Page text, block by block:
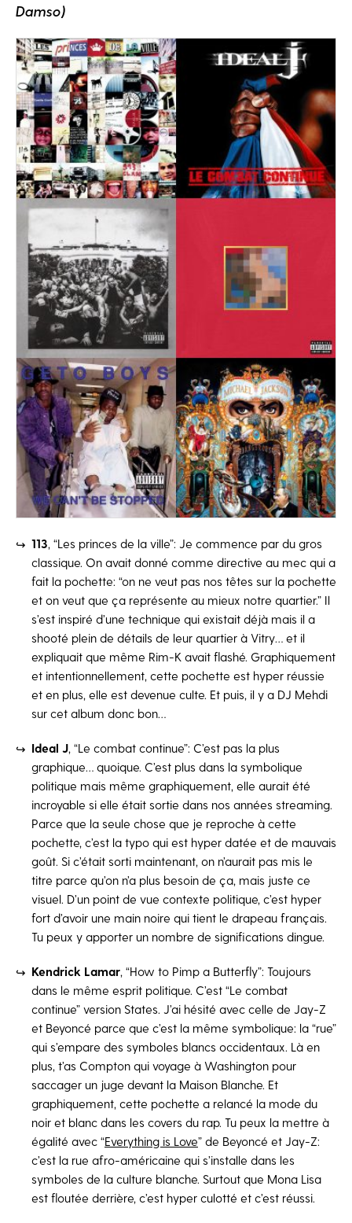
Damso)
113 , “Les princes de la ville”: Je commence par du gros
classique. On avait donné comme directive au mec qui a
fait la pochette: “on ne veut pas nos têtes sur la pochette
et on veut que ça représente au mieux notre quartier.” Il
s’est inspiré d’une technique qui existait déjà mais il a
shooté plein de détails de leur quartier à Vitry… et il
expliquait que même Rim-K avait flashé. Graphiquement
et intentionnellement, cette pochette est hyper réussie
et en plus, elle est devenue culte. Et puis, il y a DJ Mehdi
sur cet album donc bon…
Ideal J , “Le combat continue”: C’est pas la plus
graphique… quoique. C’est plus dans la symbolique
politique mais même graphiquement, elle aurait été
incroyable si elle était sortie dans nos années streaming.
Parce que la seule chose que je reproche à cette
pochette, c’est la typo qui est hyper datée et de mauvais
goût. Si c’était sorti maintenant, on n’aurait pas mis le
titre parce qu’on n’a plus besoin de ça, mais juste ce
visuel. D’un point de vue contexte politique, c’est hyper
fort d’avoir une main noire qui tient le drapeau français.
Tu peux y apporter un nombre de significations dingue.
Kendrick Lamar , “How to Pimp a Butterfly”: Toujours
dans le même esprit politique. C’est “Le combat
continue” version States. J’ai hésité avec celle de Jay-Z
et Beyoncé parce que c’est la même symbolique: la “rue”
qui s’empare des symboles blancs occidentaux. Là en
plus, t’as Compton qui voyage à Washington pour
saccager un juge devant la Maison Blanche. Et
graphiquement, cette pochette a relancé la mode du
noir et blanc dans les covers du rap. Tu peux la mettre à
égalité avec “Everything is Love” de Beyoncé et Jay-Z:
c’est la rue afro-américaine qui s’installe dans les
symboles de la culture blanche. Surtout que Mona Lisa
est floutée derrière, c’est hyper culotté et c’est réussi.